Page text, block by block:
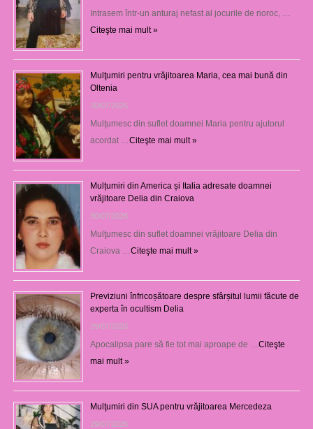
Intrasem într-un anturaj nefast al jocurile de noroc, …
Citeşte mai mult »
Mulţumiri pentru vrăjitoarea Maria, cea mai bună din
Oltenia
30/07/2026
Mulţumesc din suflet doamnei Maria pentru ajutorul
acordat … Citeşte mai mult »
Mulțumiri din America și Italia adresate doamnei
vrăjitoare Delia din Craiova
30/07/2026
Mulţumesc din suflet doamnei vrăjitoare Delia din
Craiova … Citeşte mai mult »
Previziuni înfricoșătoare despre sfârșitul lumii făcute de
experta în ocultism Delia
29/07/2026
Apocalipsa pare să fie tot mai aproape de … Citeşte
mai mult »
Mulţumiri din SUA pentru vrăjitoarea Mercedeza
29/07/2026